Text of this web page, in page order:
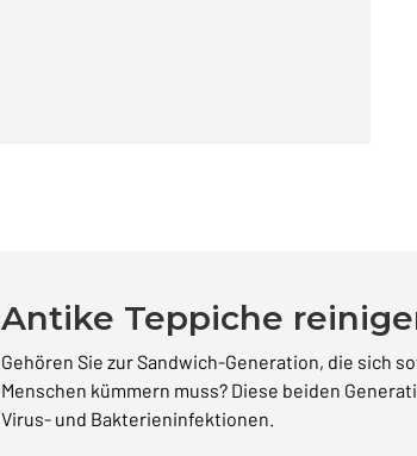
Antike Teppiche
Gehören Sie zur Sandwich-Generation, die sich
Menschen kümmern muss? Diese beiden
Virus- und Bakterieninfektionen.